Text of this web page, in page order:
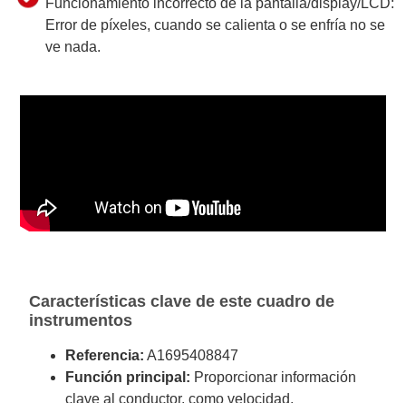
Error de píxeles, cuando se calienta o se enfría no se
ve nada.
Características clave de este cuadro de
instrumentos
Referencia: A1695408847
Función principal: Proporcionar información
clave al conductor, como velocidad,